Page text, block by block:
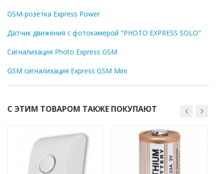
GSM-розетка Express Power
Датчик движения с фотокамерой "PHOTO EXPRESS SOLO"
Сигнализация Photo Express GSM
GSM cигнализация Express GSM Mini
С ЭТИМ ТОВАРОМ ТАКЖЕ ПОКУПАЮТ